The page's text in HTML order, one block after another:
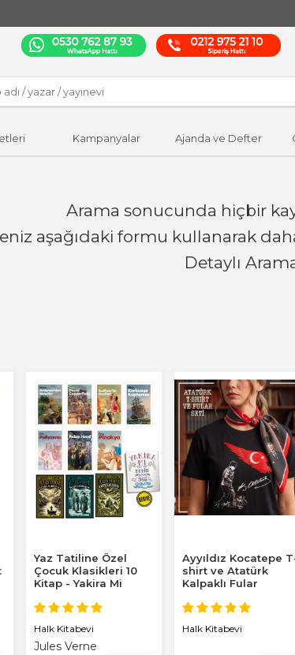
Kampanyalar Ajanda ve Defter
Yaz Tatiline Özel
Çocuk Klasikleri 10
Kitap - Yakira Mi
Halk Kitabevi
Jules Verne
Ayyıldız Kocatepe
shirt ve Atatürk
Kalpaklı Fular
Halk Kitabevi
Arama sonucunda hiçbir
aşağıdaki formu kullanarak
Detaylı